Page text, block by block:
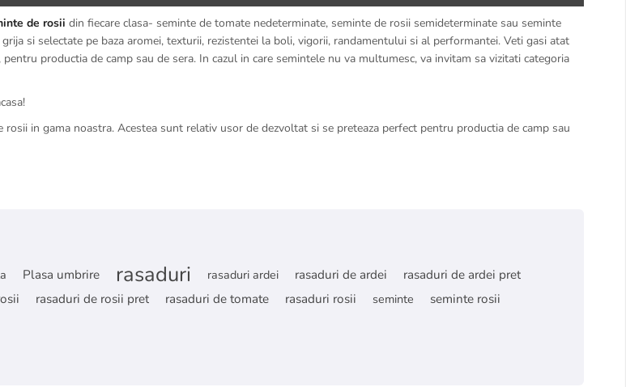
de rosii din fiecare clasa- seminte de tomate nedeterminate, seminte de rosii semideterminate sau seminte
si selectate pe baza aromei, texturii, rezistentei la boli, vigorii, randamentului si al performantei. Veti gasi atat
productia de camp sau de sera. In cazul in care semintele nu va multumesc, va invitam sa vizitati categoria
in gama noastra. Acestea sunt relativ usor de dezvoltat si se preteaza perfect pentru productia de camp sau
Plasa umbrire rasaduri rasaduri ardei rasaduri de ardei
rasaduri de ardei pret
rasaduri de rosii pret rasaduri de tomate rasaduri rosii seminte
seminte rosii